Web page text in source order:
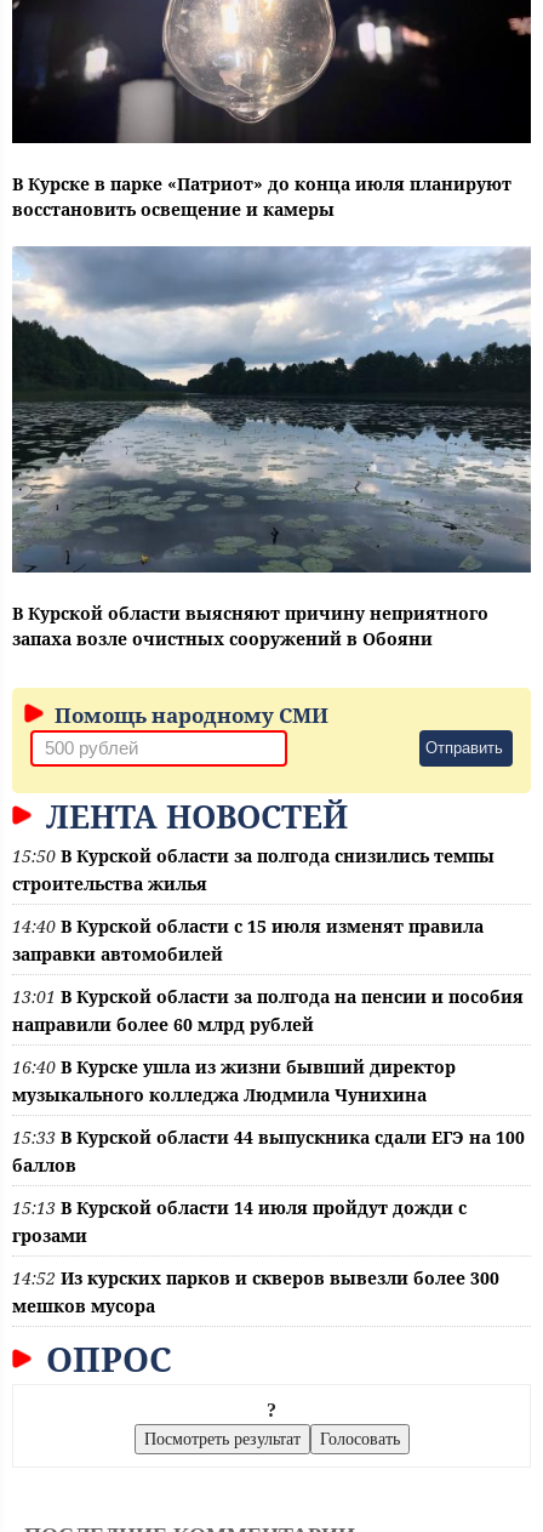
В Курске в парке «Патриот» до конца июля планируют
восстановить освещение и камеры
В Курской области выясняют причину неприятного
запаха возле очистных сооружений в Обояни
Помощь народному СМИ
Отправить
ЛЕНТА НОВОСТЕЙ
15:50 В Курской области за полгода снизились темпы
строительства жилья
14:40 В Курской области с 15 июля изменят правила
заправки автомобилей
13:01 В Курской области за полгода на пенсии и пособия
направили более 60 млрд рублей
16:40 В Курске ушла из жизни бывший директор
музыкального колледжа Людмила Чунихина
15:33 В Курской области 44 выпускника сдали ЕГЭ на 100
баллов
15:13 В Курской области 14 июля пройдут дожди с
грозами
14:52 Из курских парков и скверов вывезли более 300
мешков мусора
ОПРОС
?